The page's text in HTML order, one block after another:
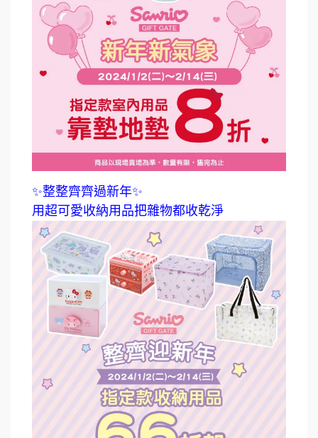
✨整整齊齊過新年✨
用超可愛收納用品把雜物都收乾淨